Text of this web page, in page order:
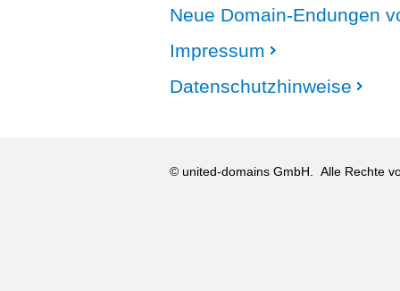
Neue Domain-Endungen
Impressum
Datenschutzhinweise
© united-domains GmbH. Alle Rechte